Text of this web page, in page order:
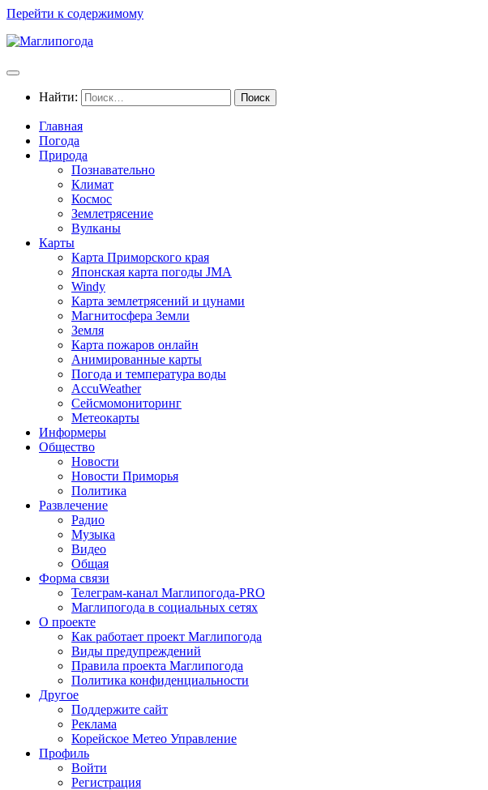
Перейти к содержимому
Найти:
Главная
Погода
Природа
Познавательно
Климат
Космос
Землетрясение
Вулканы
Карты
Карта Приморского края
Японская карта погоды JMA
Windy
Карта землетрясений и цунами
Магнитосфера Земли
Земля
Карта пожаров онлайн
Анимированные карты
Погода и температура воды
AccuWeather
Сейсмомониторинг
Метеокарты
Информеры
Общество
Новости
Новости Приморья
Политика
Развлечение
Радио
Музыка
Видео
Общая
Форма связи
Телеграм-канал Маглипогода-PRO
Маглипогода в социальных сетях
О проекте
Как работает проект Маглипогода
Виды предупреждений
Правила проекта Маглипогода
Политика конфиденциальности
Другое
Поддержите сайт
Реклама
Корейское Метео Управление
Профиль
Войти
Регистрация